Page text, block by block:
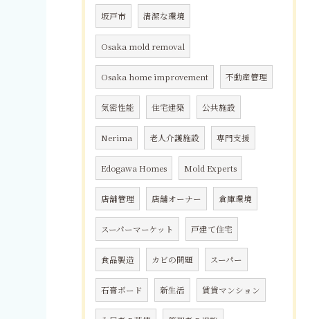
坂戸市 清潔な環境
Osaka mold removal
Osaka home improvement 不動産管理
気密性能 住宅建築 公共施設
Nerima 老人介護施設 専門支援
Edogawa Homes Mold Experts
店舗管理 店舗オーナー 倉庫環境
スーパーマーケット 戸建て住宅
食品製造 カビの問題 スーパー
石膏ボード 新生活 賃貸マンション